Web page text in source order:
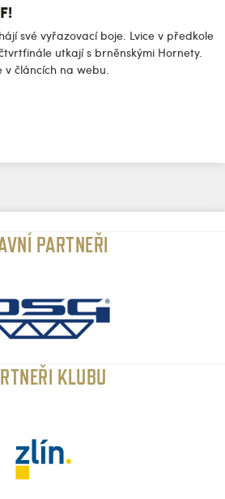
své vyřazovací boje. Lvice v předkole
utkají s brněnskými Hornety.
článcích na webu.
PARTNEŘI
KLUBU